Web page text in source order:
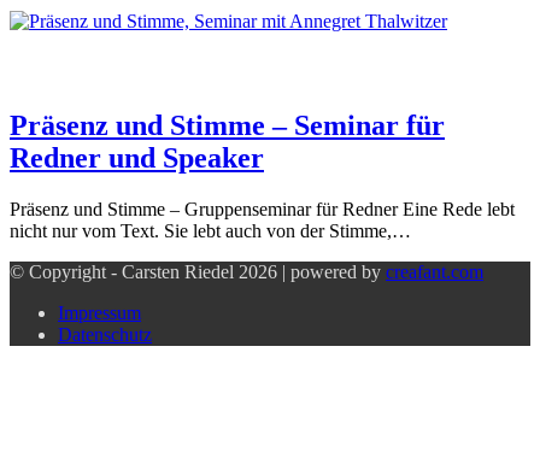
Präsenz und Stimme – Seminar für
Redner und Speaker
Präsenz und Stimme – Gruppenseminar für Redner Eine Rede lebt
nicht nur vom Text. Sie lebt auch von der Stimme,…
© Copyright - Carsten Riedel 2026 | powered by creafant.com
Impressum
Datenschutz